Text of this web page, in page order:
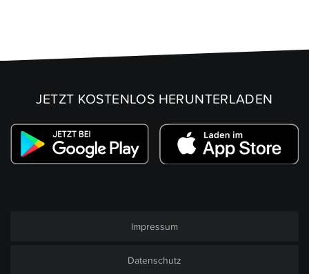
JETZT KOSTENLOS HERUNTERLADEN
Impressum
Datenschutz